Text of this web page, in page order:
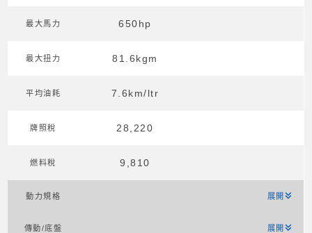
最大馬力 650hp
最大扭力 81.6kgm
平均油耗 7.6km/ltr
牌照稅 28,220
燃料稅 9,810
動力規格 展開
傳動/底盤 展開